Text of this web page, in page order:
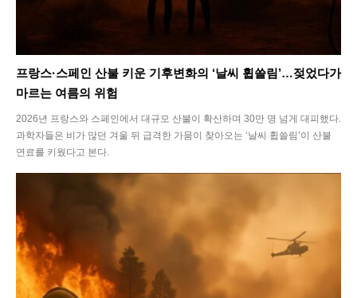
프랑스·스페인 산불 키운 기후변화의 ‘날씨 휩쓸림’…젖었다가
마르는 여름의 위험
2026년 프랑스와 스페인에서 대규모 산불이 확산하며 30만 명 넘게 대피했다.
과학자들은 비가 많던 겨울 뒤 급격한 가뭄이 찾아오는 ‘날씨 휩쓸림’이 산불
연료를 키웠다고 본다.